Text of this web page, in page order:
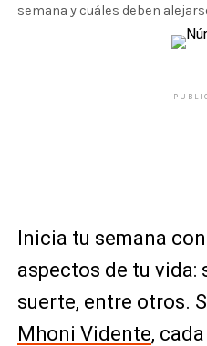
semana y cuáles deben
Inicia tu semana
aspectos de tu vida:
suerte, entre otros.
Mhoni Vidente, cada